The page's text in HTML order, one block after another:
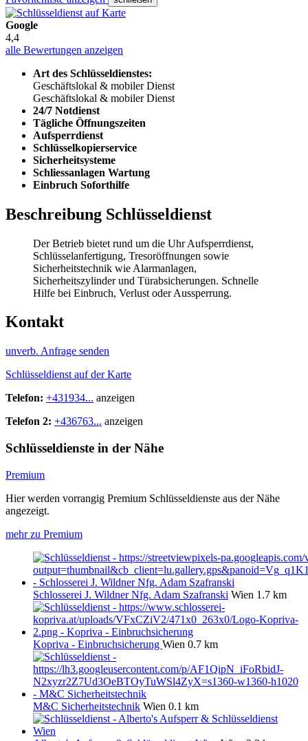
Google
4,4
alle Bewertungen anzeigen
Art des Schlüsseldienstes:
Geschäftslokal & mobiler Dienst
Geschäftslokal & mobiler Dienst
24/7 Notdienst
Tägliche Öffnungszeiten
Aufsperrdienst
Schlüsselkopierservice
Sicherheitsysteme
Schliessanlagen Wartung
Einbruch Soforthilfe
Beschreibung Schlüsseldienst
Der Betrieb bietet rund um die Uhr Aufsperrdienst,
Schlüsselanfertigung, Tresoröffnungen sowie
Sicherheitstechnik wie Alarmanlagen,
Sicherheitszylinder und Türabsicherungen. Schnelle
Hilfe bei Einbruch, Verlust oder Aussperrung.
Kontakt
unverb. Anfrage senden
Schlüsseldienst auf der Karte
Telefon: +431934... anzeigen
Telefon 2: +436763... anzeigen
Schlüsseldienste in der Nähe
Premium
Hier werden vorrangig Premium Schlüsseldienste aus der Nähe
angezeigt.
mehr zu Premium
Schlosserei J. Wildner Nfg. Adam Szafranski Wien 1.7 km
Kopriva - Einbruchsicherung Wien 0.7 km
M&C Sicherheitstechnik Wien 0.1 km